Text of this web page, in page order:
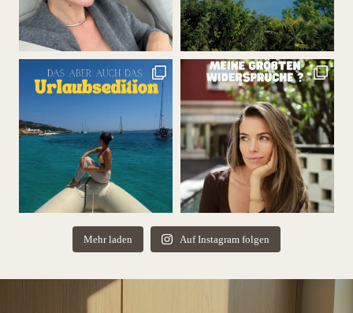
Mehr laden Auf Instagram folgen